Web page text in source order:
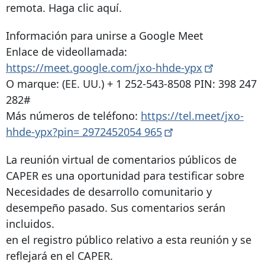
remota. Haga clic aquí.
Información para unirse a Google Meet
Enlace de videollamada:
https://meet.google.com/jxo-hhde-ypx
O marque: (EE. UU.) + 1 252-543-8508 PIN: 398 247
282#
Más números de teléfono: https://tel.meet/jxo-
hhde-ypx?pin= 2972452054 965
La reunión virtual de comentarios públicos de
CAPER es una oportunidad para testificar sobre
Necesidades de desarrollo comunitario y
desempeño pasado. Sus comentarios serán
incluidos.
en el registro público relativo a esta reunión y se
reflejará en el CAPER.